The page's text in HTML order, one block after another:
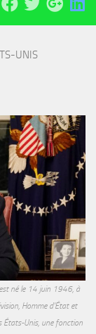
UNIS
né le 14 juin 1946, à
Homme d'État et
États-Unis, une fonction